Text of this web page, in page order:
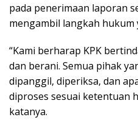
pada penerimaan laporan
mengambil langkah hukum
“Kami berharap KPK
dan berani. Semua pihak
dipanggil, diperiksa, dan
diproses sesuai ketentuan
katanya.